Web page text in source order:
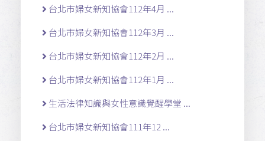
台北市婦女新知協會112年4月 ...
台北市婦女新知協會112年3月 ...
台北市婦女新知協會112年2月 ...
台北市婦女新知協會112年1月 ...
生活法律知識與女性意識覺醒學堂 ...
台北市婦女新知協會111年12 ...